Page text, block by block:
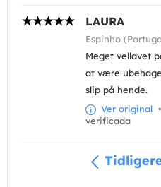
LAURA
Espinho
Meget vellavet
at være
slip på hende.
Ver original •
verificada